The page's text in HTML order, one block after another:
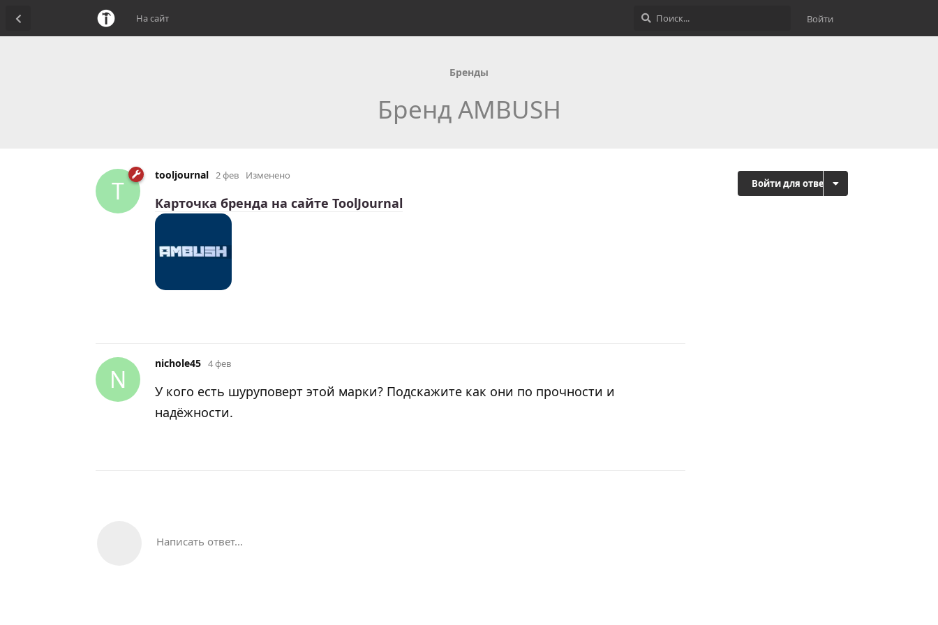
На сайт Войти
Бренды
Бренд AMBUSH
Войти для ответа
T
tooljournal 2 фев Изменено
Карточка бренда на сайте ToolJournal
N
nichole45 4 фев
У кого есть шуруповерт этой марки? Подскажите как они по прочности и
надёжности.
Написать ответ...